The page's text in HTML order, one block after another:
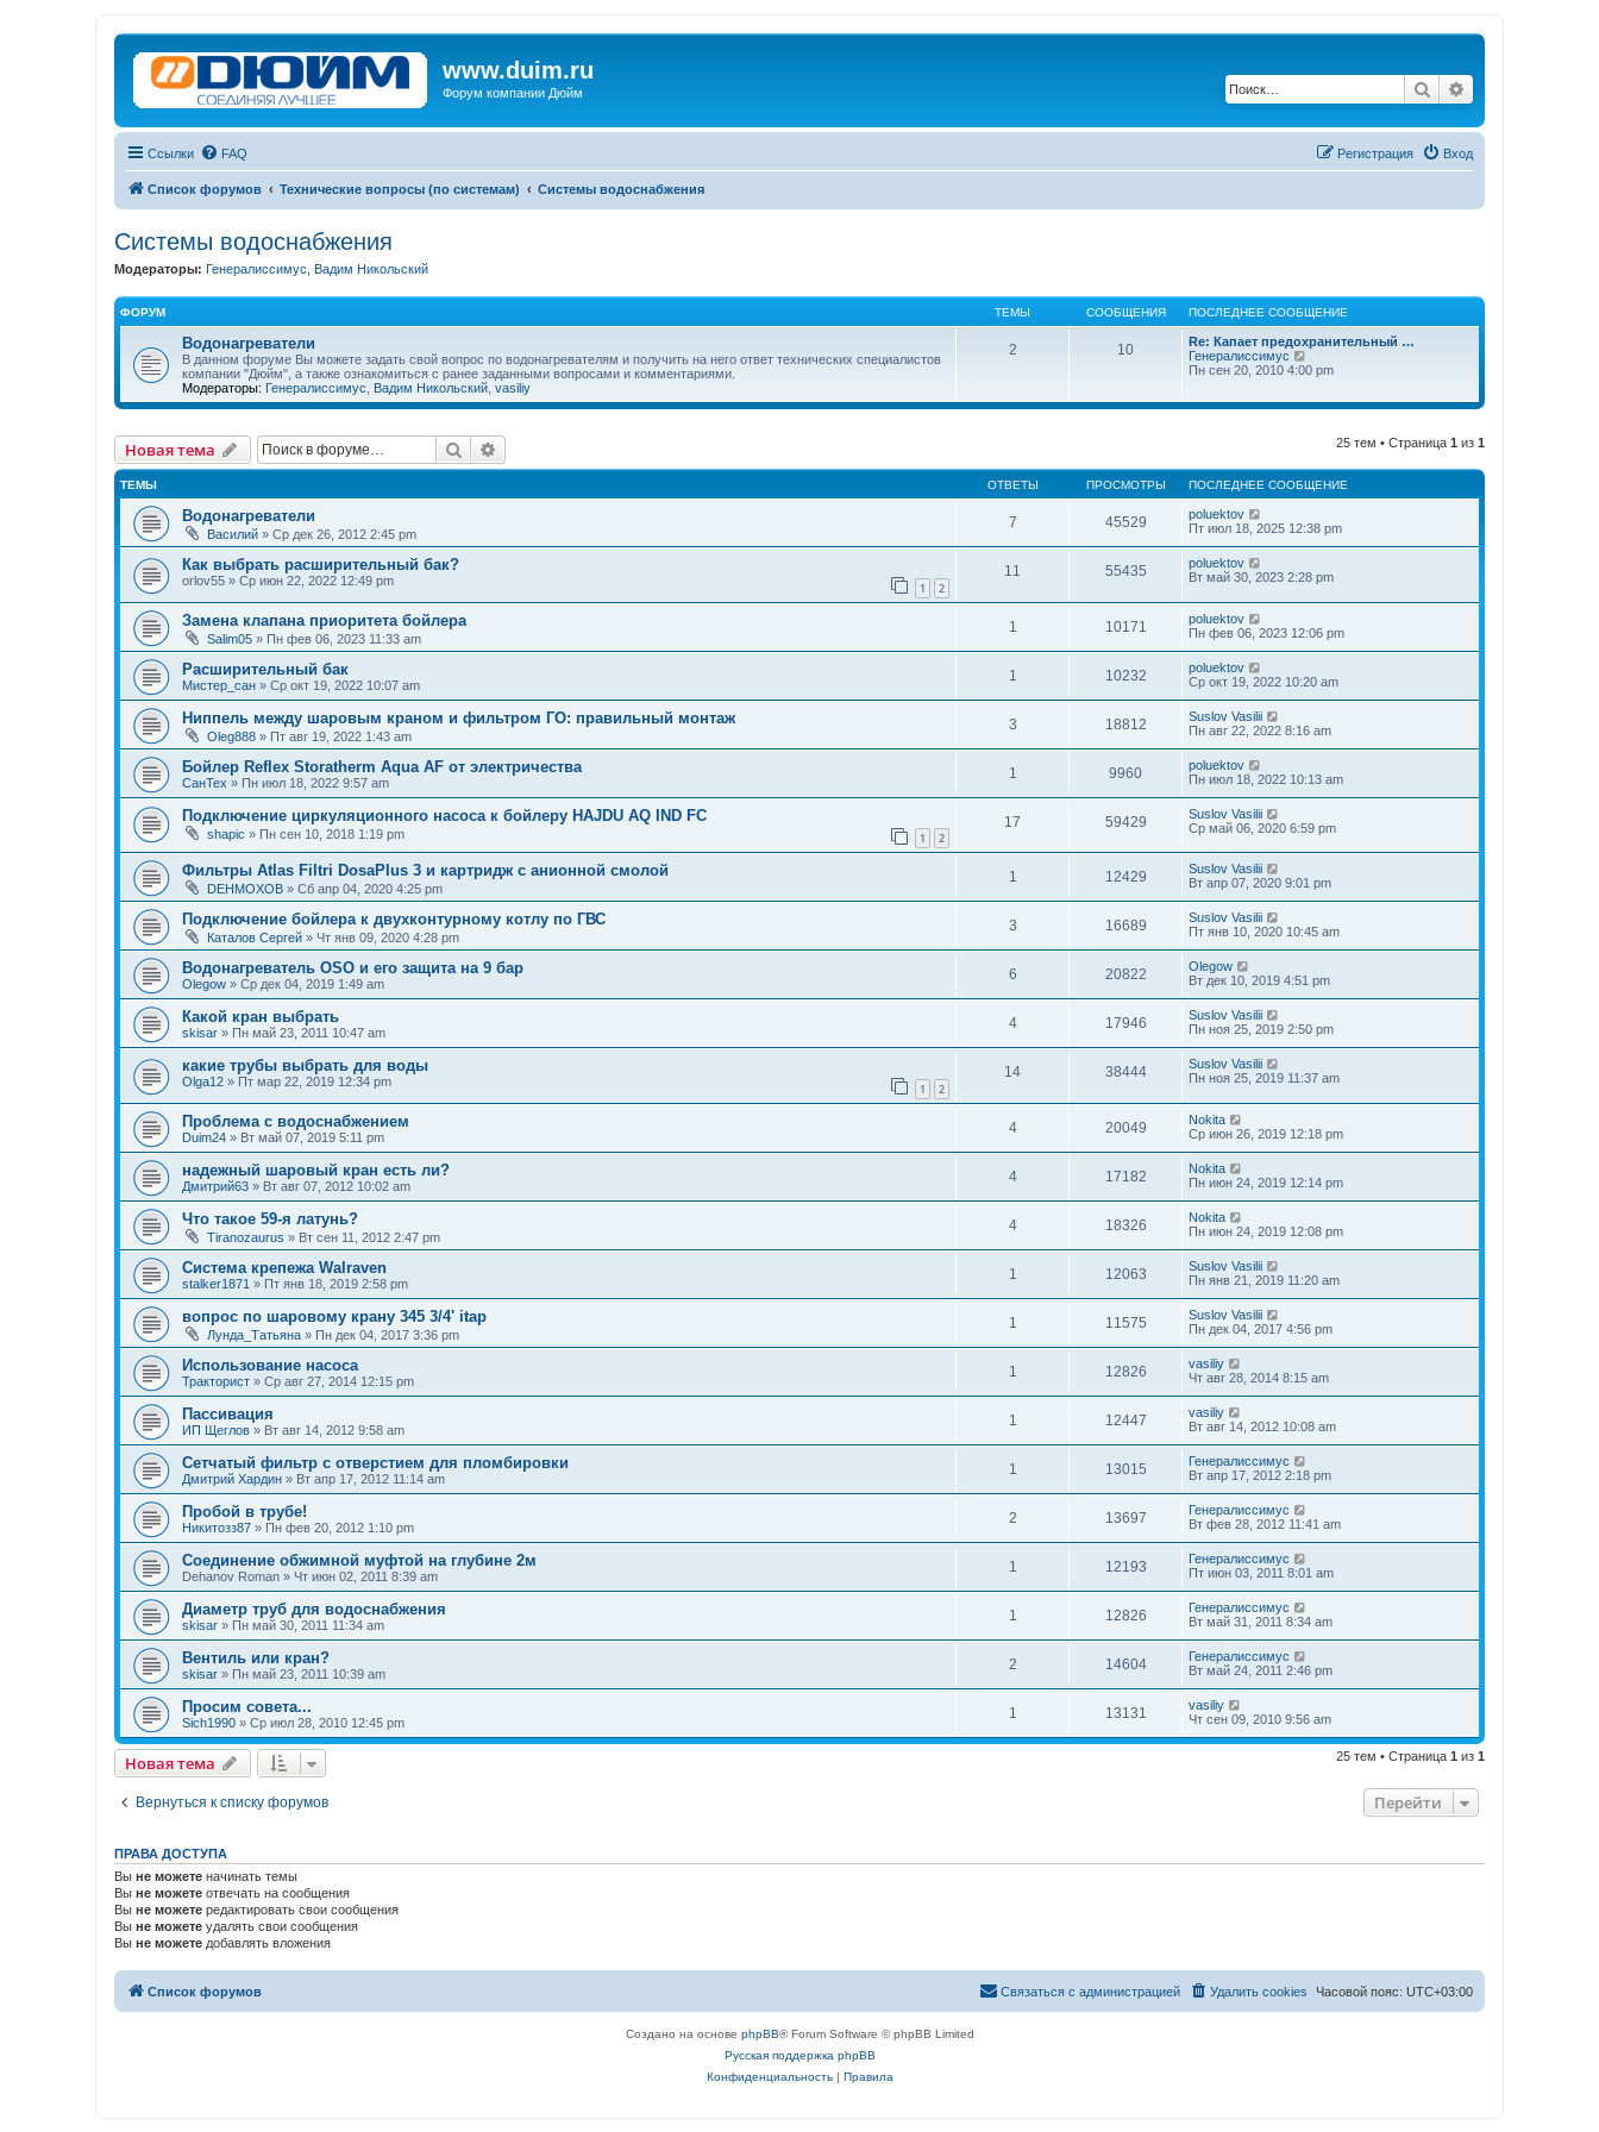
www.duim.ru
Форум компании Дюйм Поиск
Ссылки FAQ Вход
Регистрация
Список форумов Технические вопросы (по системам) Системы водоснабжения
Системы водоснабжения
Модераторы: Генералиссимус Вадим Никольский
ФОРУМ ТЕМЫ СООБЩЕНИЯ ПОСЛЕДНЕЕ СООБЩЕНИЕ
Водонагреватели
В данном форуме Вы можете задать свой вопрос по водонагревателям и получить на него ответ технических специалистов
компании "Дюйм", а также ознакомиться с ранее заданными вопросами и комментариями.
Модераторы: Генералиссимус Вадим Никольский vasiliy
2 10
Re: Капает предохранительный …
Генералиссимус
е
й
п
о
с
е
м
о
о
б
е
н
ю
Пн сен 20, 2010 4:00 pm
Новая тема Поиск 25 тем • Страница 1 из 1
ТЕМЫ ОТВЕТЫ ПРОСМОТРЫ ПОСЛЕДНЕЕ СООБЩЕНИЕ
Водонагреватели
Василий » Ср дек 26, 2012 2:45 pm
7 45529
poluektov
Пт июл 18, 2025 12:38 pm
Как выбрать расширительный бак?
orlov55 » Ср июн 22, 2022 12:49 pm 1 2
11 55435
poluektov
Вт май 30, 2023 2:28 pm
Замена клапана приоритета бойлера
Salim05 » Пн фев 06, 2023 11:33 am
1 10171
poluektov
Пн фев 06, 2023 12:06 pm
Расширительный бак
Мистер_сан » Ср окт 19, 2022 10:07 am
1 10232
poluektov
Ср окт 19, 2022 10:20 am
Ниппель между шаровым краном и фильтром ГО: правильный монтаж
Oleg888 » Пт авг 19, 2022 1:43 am
3 18812
Suslov Vasilii
Пн авг 22, 2022 8:16 am
Бойлер Reflex Storatherm Aqua AF от электричества
СанТех » Пн июл 18, 2022 9:57 am
1 9960
poluektov
Пн июл 18, 2022 10:13 am
Подключение циркуляционного насоса к бойлеру HAJDU AQ IND FC
shapic » Пн сен 10, 2018 1:19 pm 1 2
17 59429
Suslov Vasilii
Ср май 06, 2020 6:59 pm
Фильтры Atlas Filtri DosaPlus 3 и картридж с анионной смолой
DEHMOXOB » Сб апр 04, 2020 4:25 pm
1 12429
Suslov Vasilii
Вт апр 07, 2020 9:01 pm
Подключение бойлера к двухконтурному котлу по ГВС
Каталов Сергей » Чт янв 09, 2020 4:28 pm
3 16689
Suslov Vasilii
Пт янв 10, 2020 10:45 am
Водонагреватель OSO и его защита на 9 бар
Olegow » Ср дек 04, 2019 1:49 am
6 20822
Olegow
Вт дек 10, 2019 4:51 pm
Какой кран выбрать
skisar » Пн май 23, 2011 10:47 am
4 17946
Suslov Vasilii
Пн ноя 25, 2019 2:50 pm
какие трубы выбрать для воды
Olga12 » Пт мар 22, 2019 12:34 pm 1 2
14 38444
Suslov Vasilii
Пн ноя 25, 2019 11:37 am
Проблема с водоснабжением
Duim24 » Вт май 07, 2019 5:11 pm
4 20049
Nokita
Ср июн 26, 2019 12:18 pm
надежный шаровый кран есть ли?
Дмитрий63 » Вт авг 07, 2012 10:02 am
4 17182
Nokita
Пн июн 24, 2019 12:14 pm
Что такое 59-я латунь?
Tiranozaurus » Вт сен 11, 2012 2:47 pm
4 18326
Nokita
Пн июн 24, 2019 12:08 pm
Система крепежа Walraven
stalker1871 » Пт янв 18, 2019 2:58 pm
1 12063
Suslov Vasilii
Пн янв 21, 2019 11:20 am
вопрос по шаровому крану 345 3/4' itap
Лунда_Татьяна » Пн дек 04, 2017 3:36 pm
1 11575
Suslov Vasilii
Пн дек 04, 2017 4:56 pm
Использование насоса
Тракторист » Ср авг 27, 2014 12:15 pm
1 12826
vasiliy
Чт авг 28, 2014 8:15 am
Пассивация
ИП Щеглов » Вт авг 14, 2012 9:58 am
1 12447
vasiliy
Вт авг 14, 2012 10:08 am
Сетчатый фильтр с отверстием для пломбировки
Дмитрий Хардин » Вт апр 17, 2012 11:14 am
1 13015
Генералиссимус
Вт апр 17, 2012 2:18 pm
Пробой в трубе!
Никитозз87 » Пн фев 20, 2012 1:10 pm
2 13697
Генералиссимус
Вт фев 28, 2012 11:41 am
Соединение обжимной муфтой на глубине 2м
Dehanov Roman » Чт июн 02, 2011 8:39 am
1 12193
Генералиссимус
Пт июн 03, 2011 8:01 am
Диаметр труб для водоснабжения
skisar » Пн май 30, 2011 11:34 am
1 12826
Генералиссимус
Вт май 31, 2011 8:34 am
Вентиль или кран?
skisar » Пн май 23, 2011 10:39 am
2 14604
Генералиссимус
Вт май 24, 2011 2:46 pm
Просим совета...
Sich1990 » Ср июл 28, 2010 12:45 pm
1 13131
vasiliy
Чт сен 09, 2010 9:56 am
Новая тема 25 тем • Страница 1 из 1
Вернуться к списку форумов Перейти
ПРАВА ДОСТУПА
Вы не можете начинать темы
Вы не можете отвечать на сообщения
Вы не можете редактировать свои сообщения
Вы не можете удалять свои сообщения
Вы не можете добавлять вложения
Список форумов Часовой пояс: UTC+03:00
Удалить cookies
Связаться с администрацией
Создано на основе phpBB® Forum Software © phpBB Limited
Русская поддержка phpBB
Конфиденциальность| Правила